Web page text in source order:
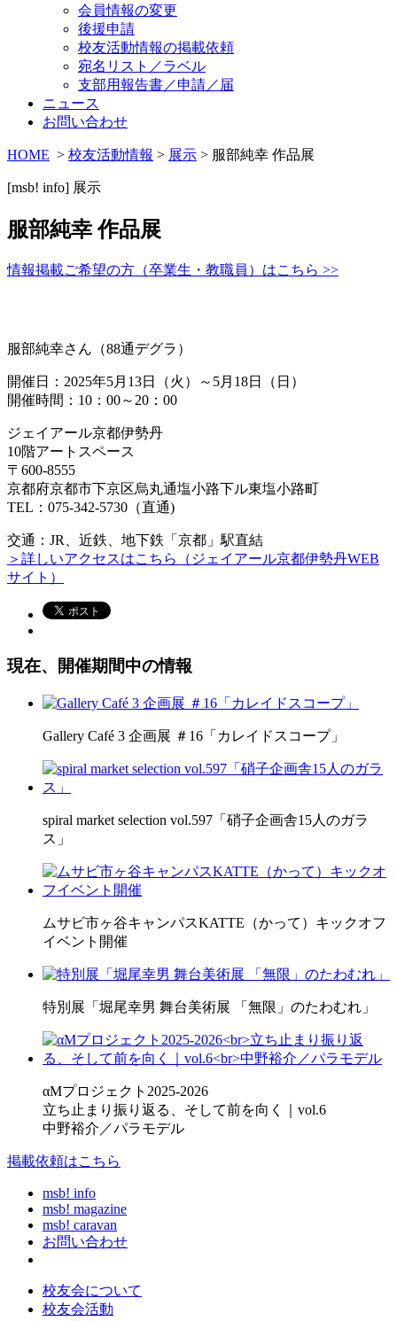
会員情報の変更
後援申請
校友活動情報の掲載依頼
宛名リスト／ラベル
支部用報告書／申請／届
ニュース
お問い合わせ
HOME > 校友活動情報 > 展示 > 服部純幸 作品展
[msb! info] 展示
服部純幸 作品展
情報掲載ご希望の方（卒業生・教職員）はこちら >>
服部純幸さん（88通デグラ）
開催日：2025年5月13日（火）～5月18日（日）
開催時間：10：00～20：00
ジェイアール京都伊勢丹
10階アートスペース
〒600-8555
京都府京都市下京区烏丸通塩小路下ル東塩小路町
TEL：075-342-5730（直通)
交通：JR、近鉄、地下鉄「京都」駅直結
＞詳しいアクセスはこちら（ジェイアール京都伊勢丹WEB
サイト）
現在、開催期間中の情報
Gallery Café 3 企画展 ＃16「カレイドスコープ」
spiral market selection vol.597「硝子企画舎15人のガラ
ス」
ムサビ市ヶ谷キャンパスKATTE（かって）キックオフ
イベント開催
特別展「堀尾幸男 舞台美術展 「無限」のたわむれ」
αMプロジェクト2025-2026
立ち止まり振り返る、そして前を向く｜vol.6
中野裕介／パラモデル
掲載依頼はこちら
msb! info
msb! magazine
msb! caravan
お問い合わせ
校友会について
校友会活動